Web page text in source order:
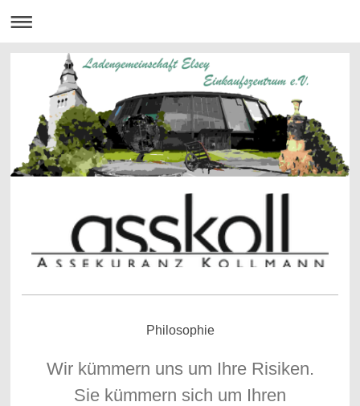
Philosophie
Wir kümmern uns um Ihre Risiken.
Sie kümmern sich um Ihren